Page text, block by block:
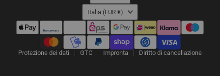
Paese
Italia (EUR €)
Protezione dei dati GTC Impronta Diritto di cancellazione